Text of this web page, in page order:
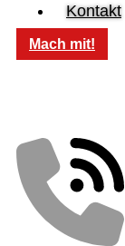
Kontakt
Mach mit!